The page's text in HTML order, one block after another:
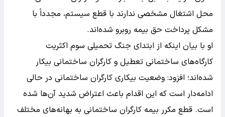
محل اشتغال مشخصی ندارند با قطع سیستم، مجدداً با
مشکل پرداخت حق بیمه روبرو شده‌اند.
او با بیان اینکه از ابتدای جنگ تحمیلی سوم اکثریت
کارگاه‌های ساختمانی تعطیل و کارگران ساختمانی بیکار
شده‌اند؛ افزود: وضعیت بیکاری کارگران ساختمانی در حالی
ادامه‌دار است که این اقدام باعث اعتراض شدید آن‌ها شده
است. قطع مکرر بیمه کارگران ساختمانی به بهانه‌های مختلف